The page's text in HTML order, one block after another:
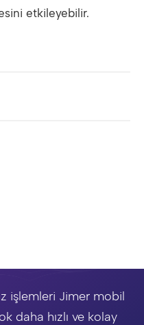
etkileyebilir.
işlemleri Jimer mobil
daha hızlı ve kolay